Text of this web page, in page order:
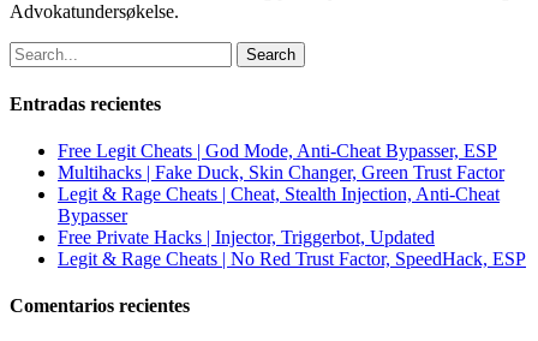
Advokatundersøkelse.
Search
Entradas recientes
Free Legit Cheats | God Mode, Anti-Cheat Bypasser, ESP
Multihacks | Fake Duck, Skin Changer, Green Trust Factor
Legit & Rage Cheats | Cheat, Stealth Injection, Anti-Cheat
Bypasser
Free Private Hacks | Injector, Triggerbot, Updated
Legit & Rage Cheats | No Red Trust Factor, SpeedHack, ESP
Comentarios recientes